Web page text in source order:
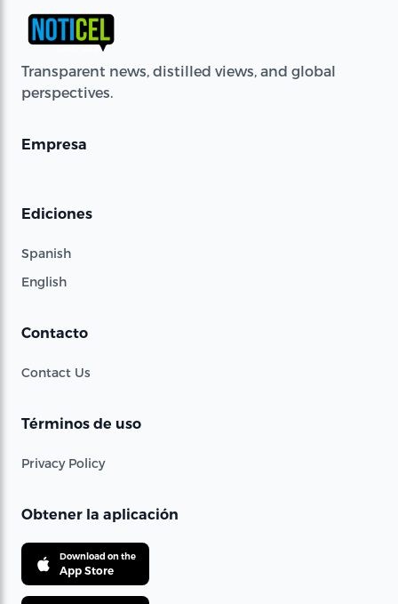
Transparent news, distilled views, and global
perspectives.
Empresa
Ediciones
Spanish
English
Contacto
Contact Us
Términos de uso
Privacy Policy
Obtener la aplicación
Download on the
App Store